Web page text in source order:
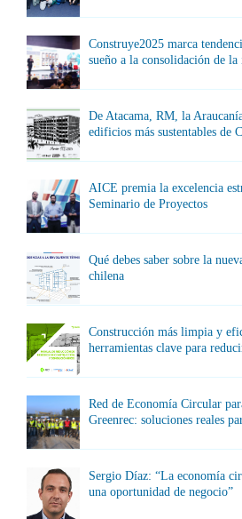
Construye2025 marca
sueño a la consolidación de
De Atacama, RM, la
edificios más sustentables de
AICE premia la excelencia
Seminario de Proyectos
Qué debes saber sobre la
chilena
Construcción más limpia y
herramientas clave para
Red de Economía Circular
Greenrec: soluciones reales
Sergio Díaz: “La economía
una oportunidad de negocio”